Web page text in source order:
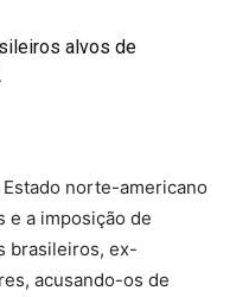
alvos de
norte-americano
e a imposição de
brasileiros, ex-
acusando-os de